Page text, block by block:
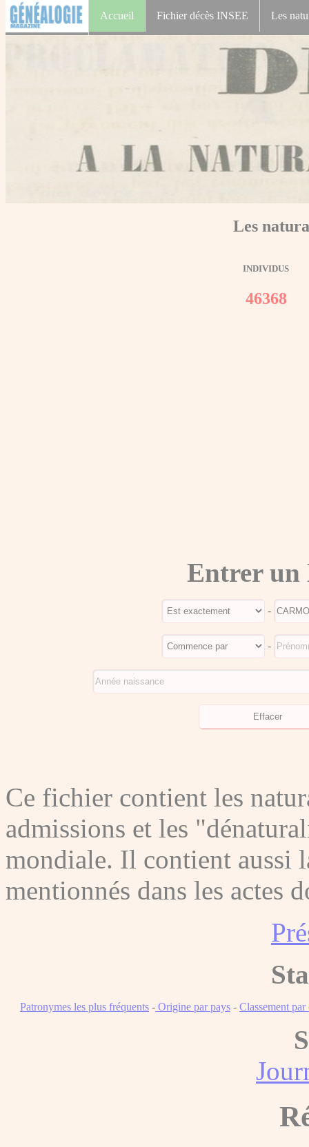
Accueil Fichier décès INSEE Les
Les
INDIVIDUS
46368
Entrer un
-
-
Ce fichier contient les
admissions et les
mondiale. Il contient aussi
mentionnés dans les actes
Patronymes les plus fréquents - Origine par pays - Classement par